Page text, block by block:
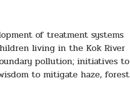
of treatment systems
living in the Kok River
pollution; initiatives to
to mitigate haze, forest